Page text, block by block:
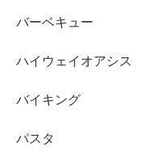
バーベキュー
ハイウェイオアシス
バイキング
パスタ